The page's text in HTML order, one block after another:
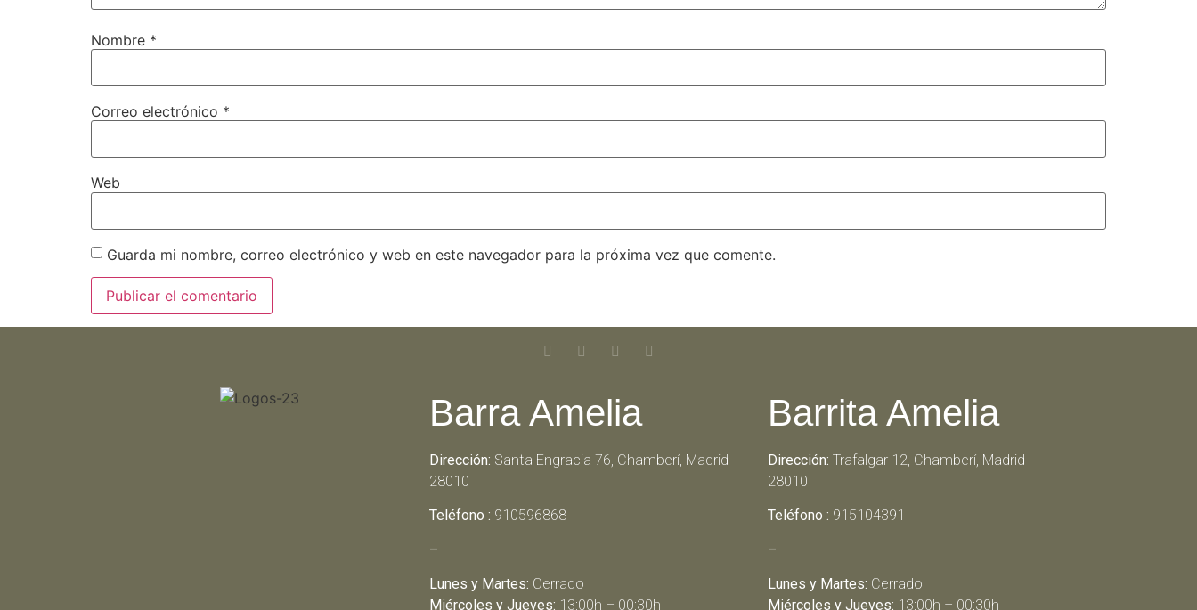
Nombre *
Correo electrónico *
Web
Guarda mi nombre, correo electrónico y web en este navegador para la próxima vez que comente.
Barra Amelia
Dirección: Santa Engracia 76, Chamberí, Madrid
28010
Teléfono : 910596868
–
Lunes y Martes: Cerrado
Miércoles y Jueves: 13:00h – 00:30h
Barrita Amelia
Dirección: Trafalgar 12, Chamberí, Madrid
28010
Teléfono : 915104391
–
Lunes y Martes: Cerrado
Miércoles y Jueves: 13:00h – 00:30h